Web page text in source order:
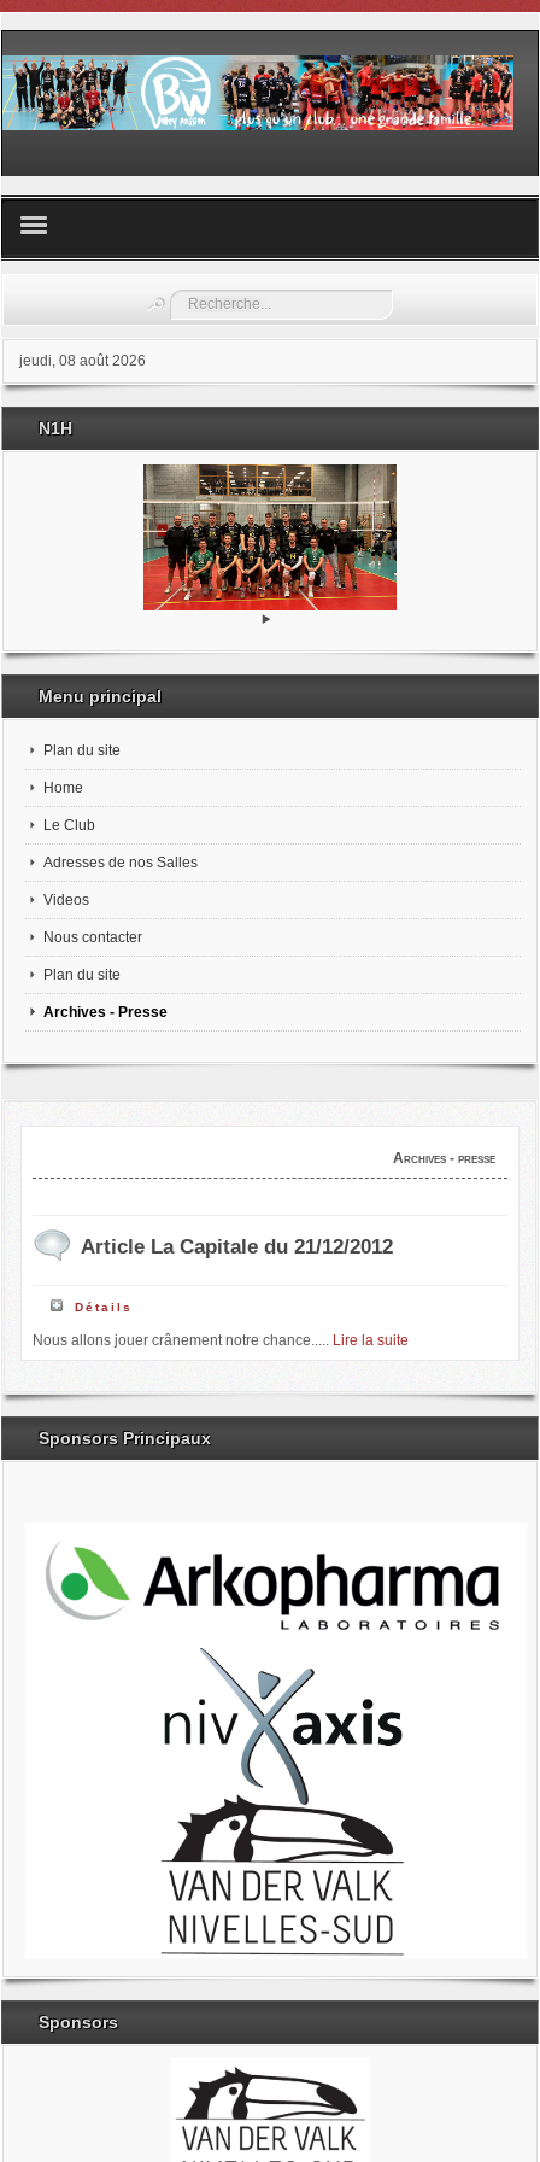
Les samedis du sport
Les stages
Documents
Rechercher
jeudi, 08 août 2026
N1H
Menu principal
Plan du site
Home
Le Club
Adresses de nos Salles
Videos
Nous contacter
Plan du site
Archives - Presse
Archives - presse
Article La Capitale du 21/12/2012
Détails
Nous allons jouer crânement notre chance..... Lire la suite
Sponsors Principaux
Sponsors